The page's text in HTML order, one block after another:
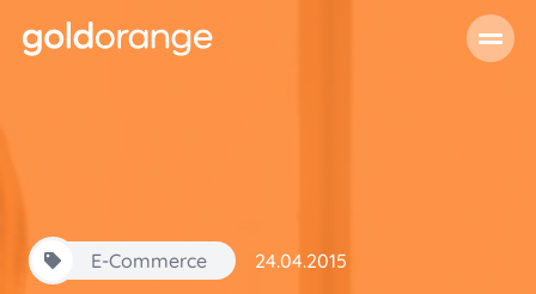
E-Commerce 24.04.2015